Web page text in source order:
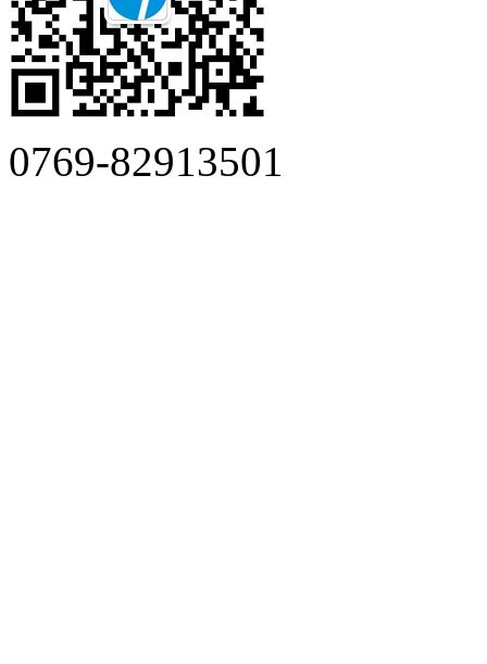
0769-82913501